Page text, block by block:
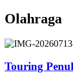
Olahraga
Touring